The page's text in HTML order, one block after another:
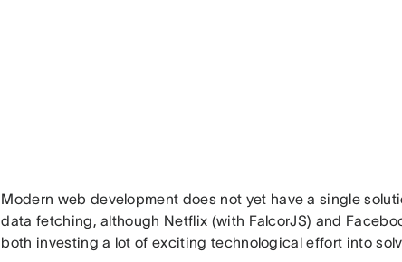
Modern web development does not yet have a single
data fetching, although Netflix (with FalcorJS) and
both investing a lot of exciting technological effort into